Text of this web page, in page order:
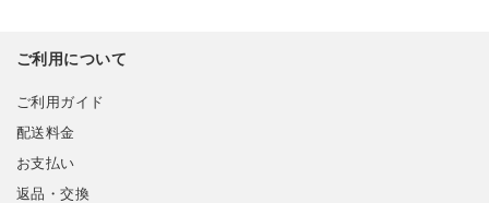
ご利用について
ご利用ガイド
配送料金
お支払い
返品・交換